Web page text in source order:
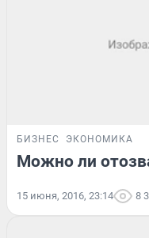
БИЗНЕС ЭКОНОМИКА
Можно ли
15 июня, 2016, 23:14 8